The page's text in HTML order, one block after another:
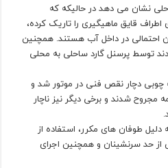
نشان می دهد در حالیکه که
قایق ماهیگیری را تاریک کرده،
احتمالی در داخل آب هستند. همچنین
توسط پرسنل گارد ساحلی به محلی
چوبی دچار نقص فنی در موتور شد و
مجروح شدند و برخی دیگر نیز ناچار
طوفان های مکرر، استفاده از
از حد سرنشینان و همچنین اجرای